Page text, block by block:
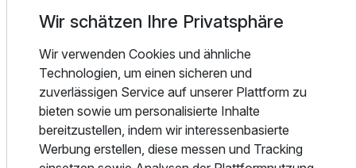
perfekter Ort, um zur Ruhe zu kommen und neue Energie
Unsere stilvoll eingerichteten Zimmer bieten Ihnen den
Komfort, den Sie sich wünschen kombiniert mit einer
gemütlichen Atmosphäre, die Ihre Auszeit besonders
macht. Ob Sie einen erholsamen Urlaub suchen, aktiv die
Umgebung erkunden möchten oder einfach kulinarische
Wir schätzen Ihre Privatsphäre
Wir verwenden Cookies und ähnliche
Technologien, um einen sicheren und
zuverlässigen Service auf unserer Plattform zu
bieten sowie um personalisierte Inhalte
bereitzustellen, indem wir interessenbasierte
Werbung erstellen, diese messen und Tracking